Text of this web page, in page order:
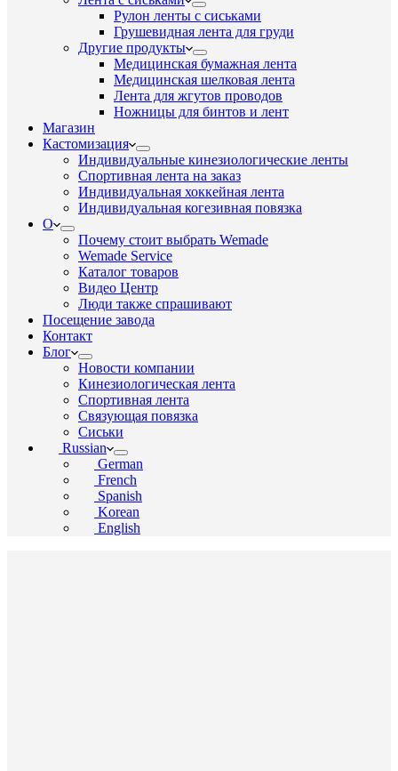
Рулон ленты с сиськами
Грушевидная лента для груди
Другие продукты
Медицинская бумажная лента
Медицинская шелковая лента
Лента для жгутов проводов
Ножницы для бинтов и лент
Магазин
Кастомизация
Индивидуальные кинезиологические ленты
Спортивная лента на заказ
Индивидуальная хоккейная лента
Индивидуальная когезивная повязка
О
Почему стоит выбрать Wemade
Wemade Service
Каталог товаров
Видео Центр
Люди также спрашивают
Посещение завода
Контакт
Блог
Новости компании
Кинезиологическая лента
Спортивная лента
Связующая повязка
Сиськи
Russian
German
French
Spanish
Korean
English